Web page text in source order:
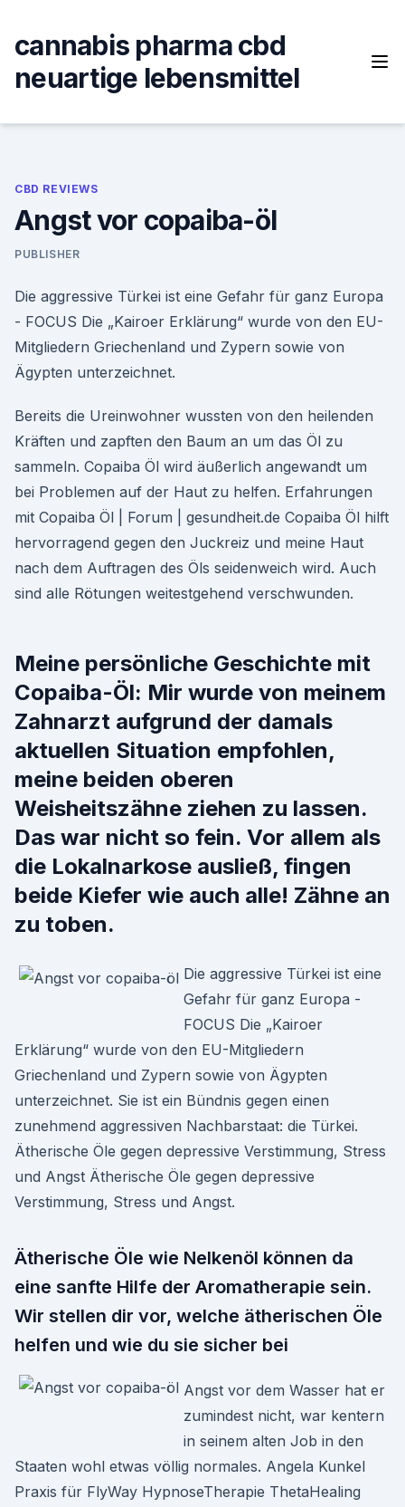
content
cannabis pharma cbd
neuartige lebensmittel
CBD REVIEWS
Angst vor copaiba-öl
PUBLISHER
Die aggressive Türkei ist eine Gefahr für ganz Europa
- FOCUS Die „Kairoer Erklärung“ wurde von den EU-
Mitgliedern Griechenland und Zypern sowie von
Ägypten unterzeichnet.
Bereits die Ureinwohner wussten von den heilenden
Kräften und zapften den Baum an um das Öl zu
sammeln. Copaiba Öl wird äußerlich angewandt um
bei Problemen auf der Haut zu helfen. Erfahrungen
mit Copaiba Öl | Forum | gesundheit.de Copaiba Öl hilft
hervorragend gegen den Juckreiz und meine Haut
nach dem Auftragen des Öls seidenweich wird. Auch
sind alle Rötungen weitestgehend verschwunden.
Meine persönliche Geschichte mit
Copaiba-Öl: Mir wurde von meinem
Zahnarzt aufgrund der damals
aktuellen Situation empfohlen,
meine beiden oberen
Weisheitszähne ziehen zu lassen.
Das war nicht so fein. Vor allem als
die Lokalnarkose ausließ, fingen
beide Kiefer wie auch alle! Zähne an
zu toben.
Die aggressive Türkei ist eine
Gefahr für ganz Europa -
FOCUS Die „Kairoer
Erklärung“ wurde von den EU-Mitgliedern
Griechenland und Zypern sowie von Ägypten
unterzeichnet. Sie ist ein Bündnis gegen einen
zunehmend aggressiven Nachbarstaat: die Türkei.
Ätherische Öle gegen depressive Verstimmung, Stress
und Angst Ätherische Öle gegen depressive
Verstimmung, Stress und Angst.
Ätherische Öle wie Nelkenöl können da
eine sanfte Hilfe der Aromatherapie sein.
Wir stellen dir vor, welche ätherischen Öle
helfen und wie du sie sicher bei
Angst vor dem Wasser hat er
zumindest nicht, war kentern
in seinem alten Job in den
Staaten wohl etwas völlig normales. Angela Kunkel
Praxis für FlyWay HypnoseTherapie ThetaHealing